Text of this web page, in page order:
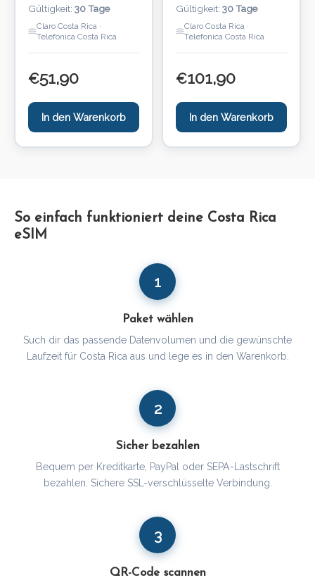
Gültigkeit: 30 Tage
Claro Costa Rica ·
Telefonica Costa Rica
€51,90
In den Warenkorb
Gültigkeit: 30 Tage
Claro Costa Rica ·
Telefonica Costa Rica
€101,90
In den Warenkorb
So einfach funktioniert deine Costa Rica
eSIM
1
Paket wählen
Such dir das passende Datenvolumen und die gewünschte
Laufzeit für Costa Rica aus und lege es in den Warenkorb.
2
Sicher bezahlen
Bequem per Kreditkarte, PayPal oder SEPA-Lastschrift
bezahlen. Sichere SSL-verschlüsselte Verbindung.
3
QR-Code scannen